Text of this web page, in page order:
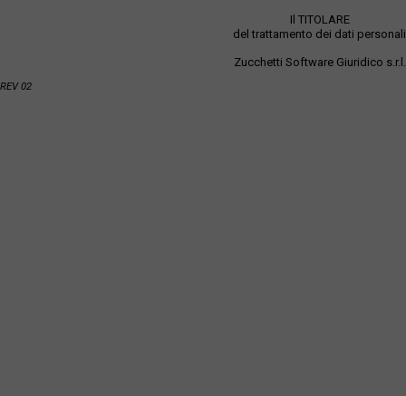
Il TITOLARE
del trattamento dei dati personali
Zucchetti Software Giuridico s.r.l.
REV 02